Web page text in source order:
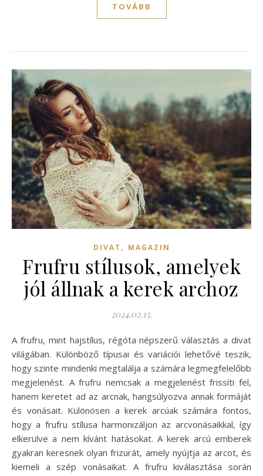
TOVÁBB
DIVAT , MAGAZIN
Frufru stílusok, amelyek
jól állnak a kerek archoz
2024.02.15.
A frufru, mint hajstílus, régóta népszerű választás a divat
világában. Különböző típusai és variációi lehetővé teszik,
hogy szinte mindenki megtalálja a számára legmegfelelőbb
megjelenést. A frufru nemcsak a megjelenést frissíti fel,
hanem keretet ad az arcnak, hangsúlyozva annak formáját
és vonásait. Különösen a kerek arcúak számára fontos,
hogy a frufru stílusa harmonizáljon az arcvonásaikkal, így
elkerülve a nem kívánt hatásokat. A kerek arcú emberek
gyakran keresnek olyan frizurát, amely nyújtja az arcot, és
kiemeli a szép vonásaikat. A frufru kiválasztása során